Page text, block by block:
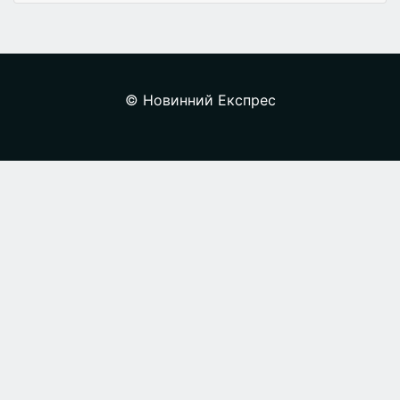
© Новинний Експрес